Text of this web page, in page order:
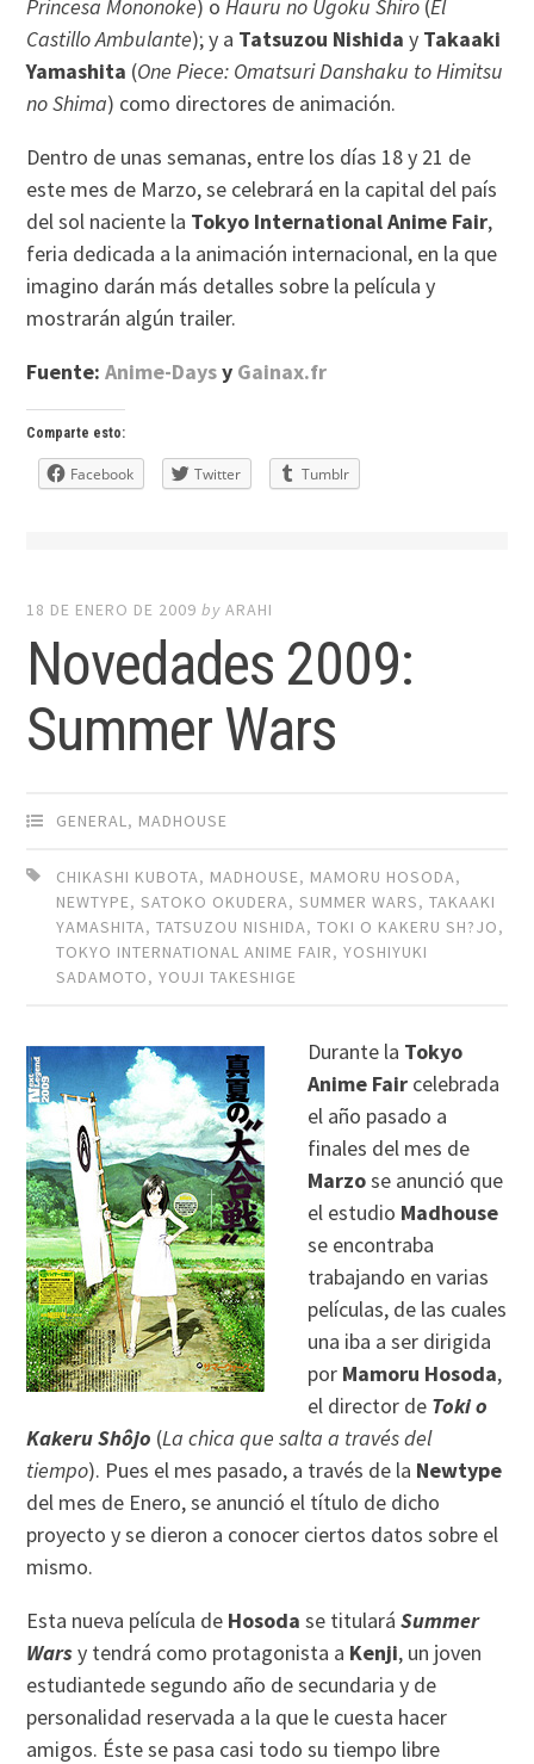
Princesa Mononoke) oHauru no Ugoku Shiro (El
Castillo Ambulante); y a Tatsuzou Nishida y Takaaki
Yamashita (One Piece: Omatsuri Danshaku to Himitsu
no Shima) como directores de animación.
Dentro de unas semanas, entre los días 18 y 21 de
este mes de Marzo, se celebrará en la capital del país
del sol naciente la Tokyo International Anime Fair,
feria dedicada a la animación internacional, en la que
imagino darán más detalles sobre la película y
mostrarán algún trailer.
Fuente:Anime-Daysy Gainax.fr
Comparte esto:
Facebook Twitter Tumblr
18 DE ENERO DE 2009 byARAHI
Novedades 2009:
Summer Wars
GENERAL, MADHOUSE
CHIKASHI KUBOTA, MADHOUSE, MAMORU HOSODA,
NEWTYPE,SATOKO OKUDERA,SUMMER WARS,TAKAAKI
YAMASHITA,TATSUZOU NISHIDA,TOKI O KAKERU SH?JO,
TOKYO INTERNATIONAL ANIME FAIR,YOSHIYUKI
SADAMOTO,YOUJI TAKESHIGE
Durante la Tokyo
Anime Fair celebrada
el año pasado a
finales del mes de
Marzose anunció que
el estudio Madhouse
se encontraba
trabajando en varias
películas, de las cuales
una iba a ser dirigida
por Mamoru Hosoda,
el director de Toki o
Kakeru Shôjo (La chica que salta a través del
tiempo). Pues el mes pasado, a través de la Newtype
del mes de Enero, se anunció el título de dicho
proyecto y se dieron a conocer ciertos datos sobre el
mismo.
Esta nueva película de Hosoda se titularáSummer
Warsy tendrá como protagonista a Kenji, un joven
estudiantede segundo año de secundaria y de
personalidad reservada a la que le cuesta hacer
amigos. Éste se pasa casi todo su tiempo libre